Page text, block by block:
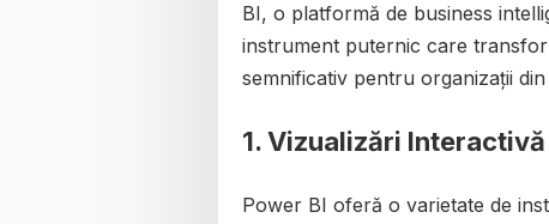
BI, o platformă de business
instrument puternic care
semnificativ pentru organizații
1. Vizualizări
Power BI oferă o varietate de